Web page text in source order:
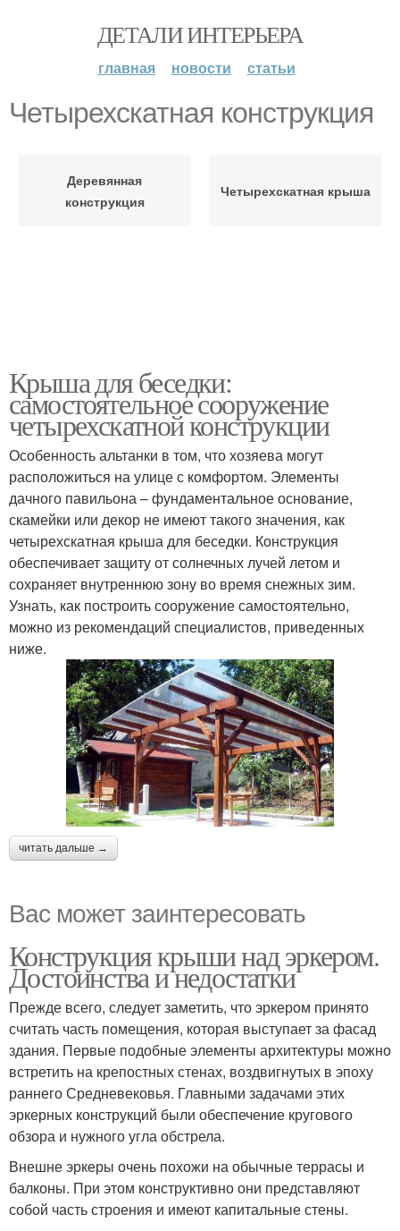
ДЕТАЛИ ИНТЕРЬЕРА
главная новости статьи
Четырехскатная конструкция
Деревянная
конструкция
Четырехскатная крыша
Крыша для беседки:
самостоятельное сооружение
четырехскатной конструкции
Особенность альтанки в том, что хозяева могут
расположиться на улице с комфортом. Элементы
дачного павильона – фундаментальное основание,
скамейки или декор не имеют такого значения, как
четырехскатная крыша для беседки. Конструкция
обеспечивает защиту от солнечных лучей летом и
сохраняет внутреннюю зону во время снежных зим.
Узнать, как построить сооружение самостоятельно,
можно из рекомендаций специалистов, приведенных
ниже.
читать дальше →
Вас может заинтересовать
Конструкция крыши над эркером.
Достоинства и недостатки
Прежде всего, следует заметить, что эркером принято
считать часть помещения, которая выступает за фасад
здания. Первые подобные элементы архитектуры можно
встретить на крепостных стенах, воздвигнутых в эпоху
раннего Средневековья. Главными задачами этих
эркерных конструкций были обеспечение кругового
обзора и нужного угла обстрела.
Внешне эркеры очень похожи на обычные террасы и
балконы. При этом конструктивно они представляют
собой часть строения и имеют капитальные стены.